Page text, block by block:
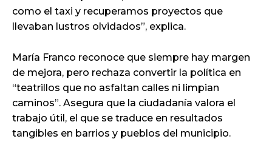
como el taxi y recuperamos proyectos que
llevaban lustros olvidados”, explica.
María Franco reconoce que siempre hay margen
de mejora, pero rechaza convertir la política en
“teatrillos que no asfaltan calles ni limpian
caminos”. Asegura que la ciudadanía valora el
trabajo útil, el que se traduce en resultados
tangibles en barrios y pueblos del municipio.